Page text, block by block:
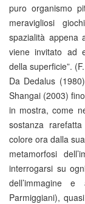
puro organismo
meravigliosi
spazialità appena
viene invitato ad
della superficie”.
Da Dedalus
Shangai (2003)
in mostra, come
sostanza
colore ora dalla
metamorfosi
interrogarsi su
dell’immagine
Parmiggiani),